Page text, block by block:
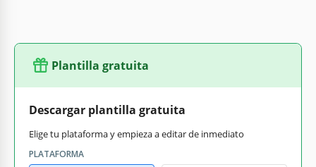
Plantilla gratuita
Descargar plantilla gratuita
Elige tu plataforma y empieza a editar de inmediato
PLATAFORMA